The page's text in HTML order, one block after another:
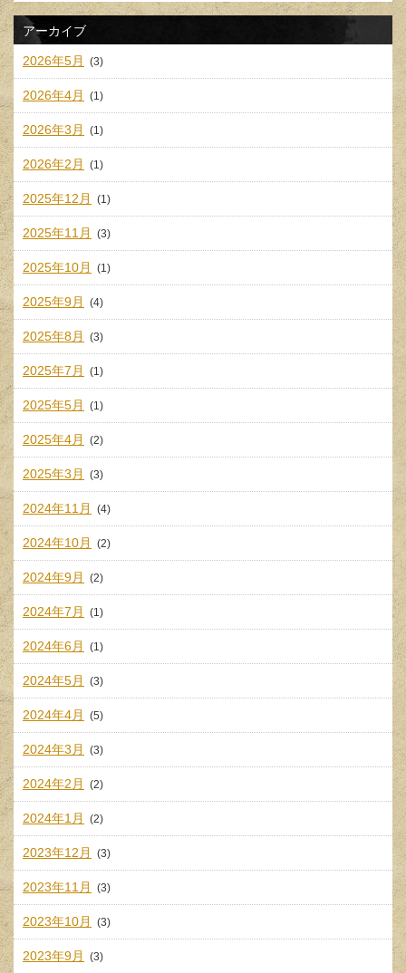
アーカイブ
2026年5月 (3)
2026年4月 (1)
2026年3月 (1)
2026年2月 (1)
2025年12月 (1)
2025年11月 (3)
2025年10月 (1)
2025年9月 (4)
2025年8月 (3)
2025年7月 (1)
2025年5月 (1)
2025年4月 (2)
2025年3月 (3)
2024年11月 (4)
2024年10月 (2)
2024年9月 (2)
2024年7月 (1)
2024年6月 (1)
2024年5月 (3)
2024年4月 (5)
2024年3月 (3)
2024年2月 (2)
2024年1月 (2)
2023年12月 (3)
2023年11月 (3)
2023年10月 (3)
2023年9月 (3)